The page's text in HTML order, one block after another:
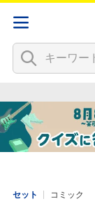
セット コミック